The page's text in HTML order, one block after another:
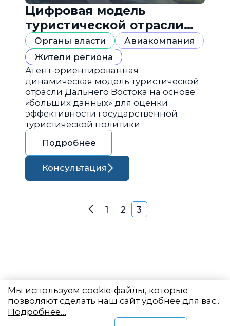
Цифровая модель
туристической отрасли
Дальнего Востока
Органы власти
Авиакомпания
Жители региона
Агент-ориентированная
динамическая модель туристической
отрасли Дальнего Востока на основе
«больших данных» для оценки
эффективности государственной
туристической политики
Подробнее
Консультация
Навигация по
Назад
1 2 3
Мы используем cookie-файлы, которые
позволяют сделать наш сайт удобнее для вас..
Подробнее…